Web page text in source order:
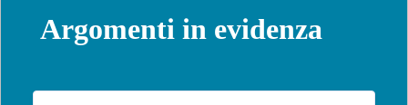
Argomenti in evidenza